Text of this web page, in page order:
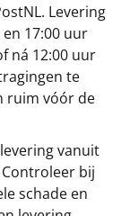
Levering
17:00 uur
ná 12:00 uur
te
ruim vóór de
vanuit
bij
schade en